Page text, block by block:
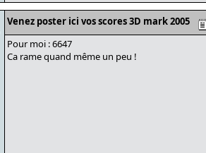
Venez poster ici vos scores 3D mark 2005
Pour moi : 6647
Ca rame quand même un peu !